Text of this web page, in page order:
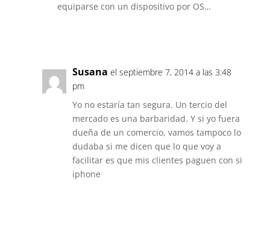
equiparse con un dispositivo por OS…
Susana el septiembre 7, 2014 a las 3:48
pm
Yo no estaría tan segura. Un tercio del
mercado es una barbaridad. Y si yo fuera
dueña de un comercio, vamos tampoco lo
dudaba si me dicen que lo que voy a
facilitar es que mis clientes paguen con si
iphone